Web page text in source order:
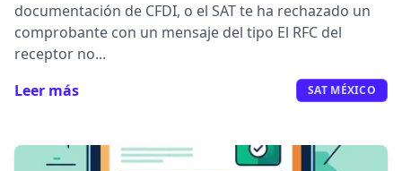
documentación de CFDI, o el SAT te ha rechazado un
comprobante con un mensaje del tipo El RFC del
receptor no...
Leer más
SAT MÉXICO